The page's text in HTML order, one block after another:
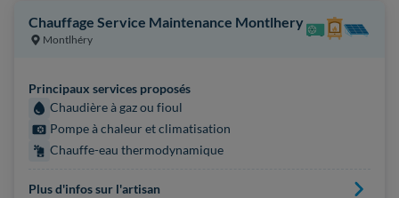
Chauffage Service Maintenance Montlhery
Montlhéry
Principaux services proposés
Chaudière à gaz ou fioul
Pompe à chaleur et climatisation
Chauffe-eau thermodynamique
Plus d'infos sur l'artisan